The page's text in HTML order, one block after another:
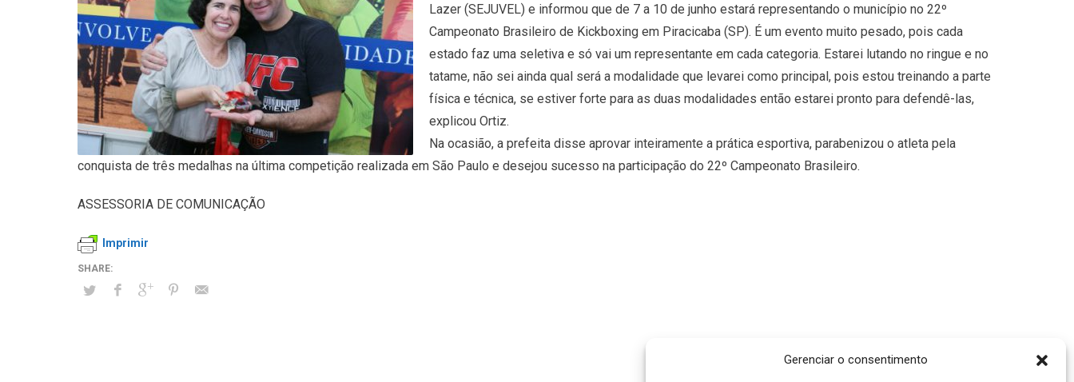
Gerenciar o consentimento
Lazer (SEJUVEL) e informou que de 7 a 10 de junho estará representando o município no 22º
Campeonato Brasileiro de Kickboxing em Piracicaba (SP). É um evento muito pesado, pois cada
estado faz uma seletiva e só vai um representante em cada categoria. Estarei lutando no ringue e no
tatame, não sei ainda qual será a modalidade que levarei como principal, pois estou treinando a parte
física e técnica, se estiver forte para as duas modalidades então estarei pronto para defendê-las,
explicou Ortiz.
Na ocasião, a prefeita disse aprovar inteiramente a prática esportiva, parabenizou o atleta pela
conquista de três medalhas na última competição realizada em São Paulo e desejou sucesso na participação do 22º Campeonato Brasileiro.
ASSESSORIA DE COMUNICAÇÃO
Imprimir